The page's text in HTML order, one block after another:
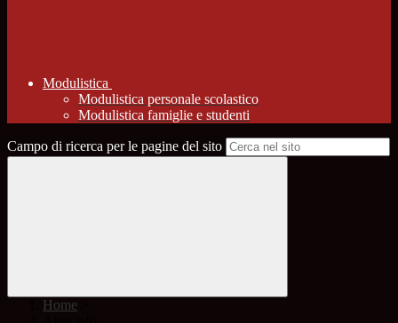
Modulistica
Modulistica personale scolastico
Modulistica famiglie e studenti
Campo di ricerca per le pagine del sito
Home